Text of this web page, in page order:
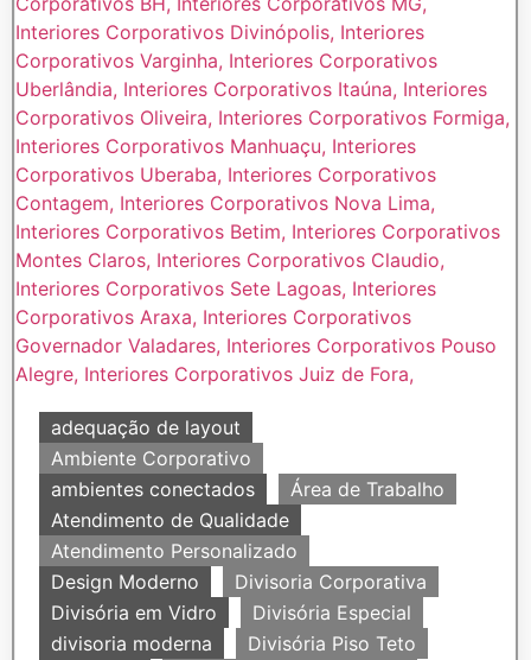
adequação de layout
Ambiente Corporativo
ambientes conectados
Área de Trabalho
Atendimento de Qualidade
Atendimento Personalizado
Design Moderno
Divisoria Corporativa
Divisória em Vidro
Divisória Especial
divisoria moderna
Divisória Piso Teto